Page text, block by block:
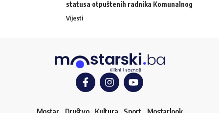
statusa otpuštenih radnika Komunalnog
Vijesti